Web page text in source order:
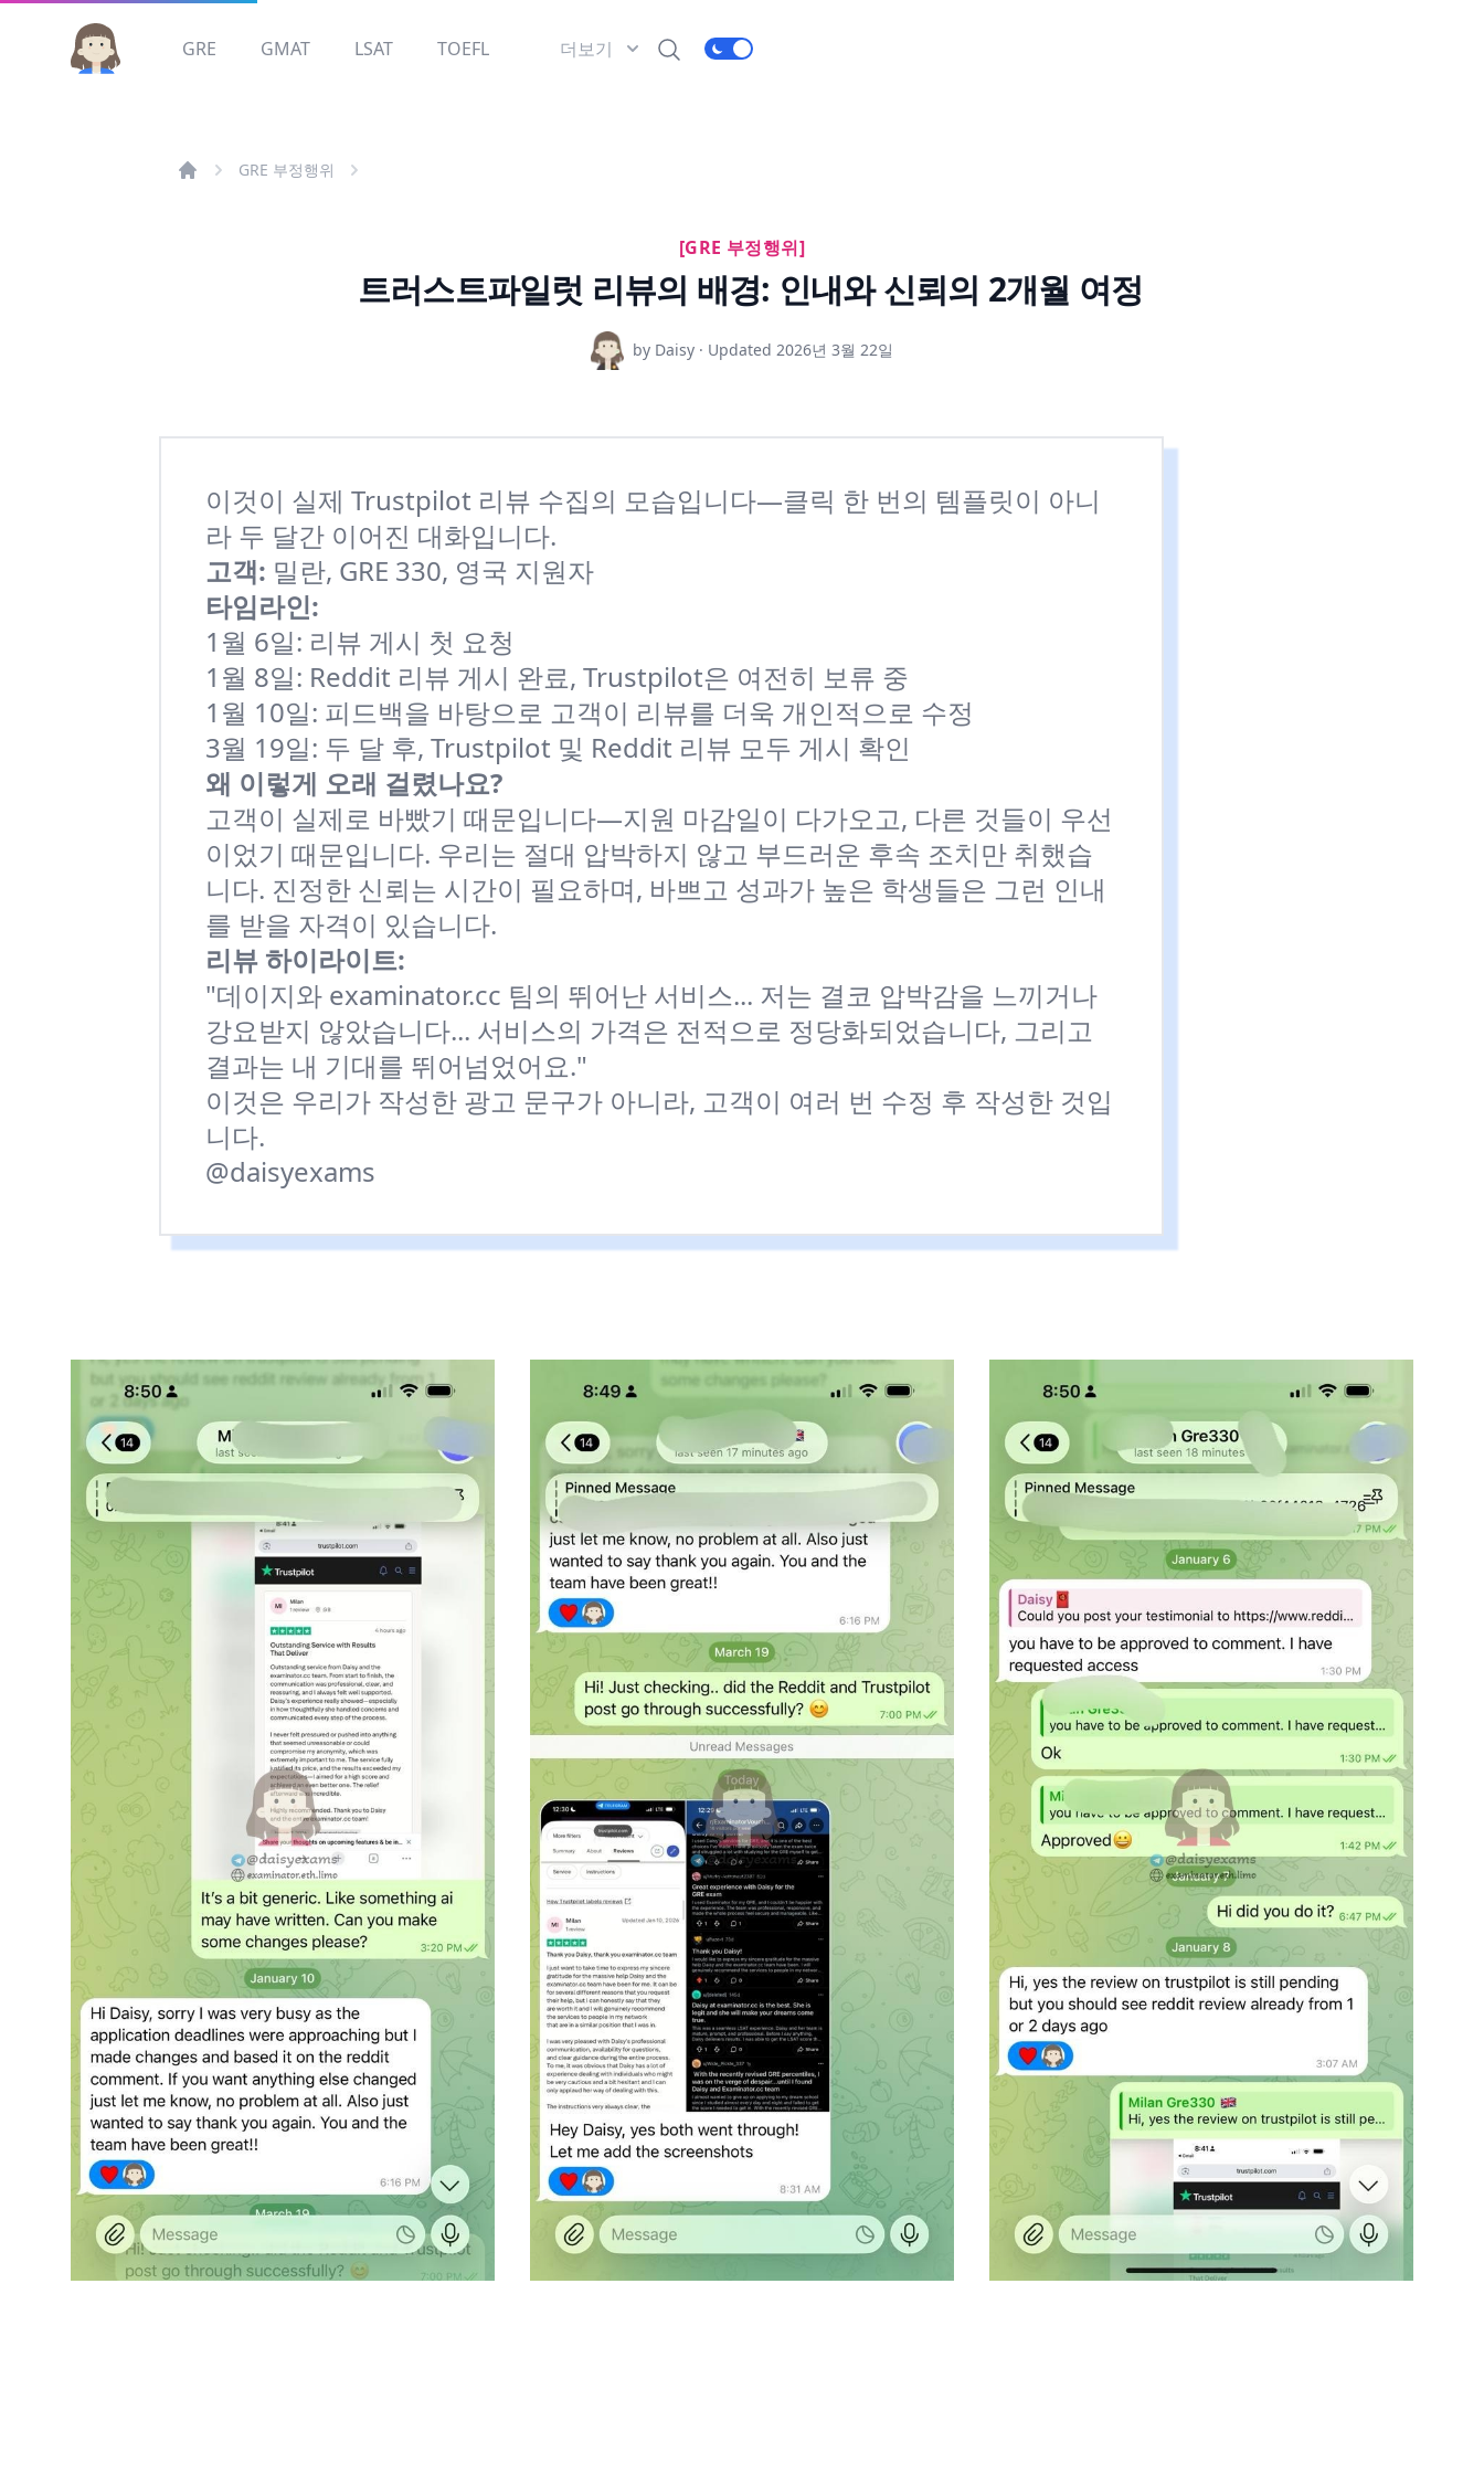
GRE GMAT LSAT TOEFL 더보기
GRE 부정행위
[GRE 부정행위]
트러스트파일럿 리뷰의 배경: 인내와 신뢰의 2개월 여정
by Daisy · Updated 2026년 3월 22일
이것이 실제 Trustpilot 리뷰 수집의 모습입니다—클릭 한 번의 템플릿이 아니
라 두 달간 이어진 대화입니다.
고객: 밀란, GRE 330, 영국 지원자
타임라인:
1월 6일: 리뷰 게시 첫 요청
1월 8일: Reddit 리뷰 게시 완료, Trustpilot은 여전히 보류 중
1월 10일: 피드백을 바탕으로 고객이 리뷰를 더욱 개인적으로 수정
3월 19일: 두 달 후, Trustpilot 및 Reddit 리뷰 모두 게시 확인
왜 이렇게 오래 걸렸나요?
고객이 실제로 바빴기 때문입니다—지원 마감일이 다가오고, 다른 것들이 우선
이었기 때문입니다. 우리는 절대 압박하지 않고 부드러운 후속 조치만 취했습
니다. 진정한 신뢰는 시간이 필요하며, 바쁘고 성과가 높은 학생들은 그런 인내
를 받을 자격이 있습니다.
리뷰 하이라이트:
"데이지와 examinator.cc 팀의 뛰어난 서비스... 저는 결코 압박감을 느끼거나
강요받지 않았습니다... 서비스의 가격은 전적으로 정당화되었습니다, 그리고
결과는 내 기대를 뛰어넘었어요."
이것은 우리가 작성한 광고 문구가 아니라, 고객이 여러 번 수정 후 작성한 것입
니다.
@daisyexams